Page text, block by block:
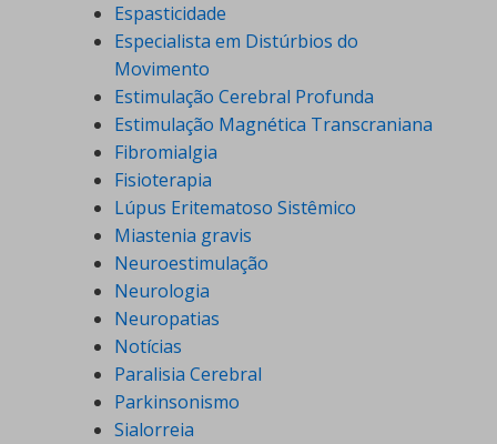
Espasticidade
Especialista em Distúrbios do
Movimento
Estimulação Cerebral Profunda
Estimulação Magnética Transcraniana
Fibromialgia
Fisioterapia
Lúpus Eritematoso Sistêmico
Miastenia gravis
Neuroestimulação
Neurologia
Neuropatias
Notícias
Paralisia Cerebral
Parkinsonismo
Sialorreia